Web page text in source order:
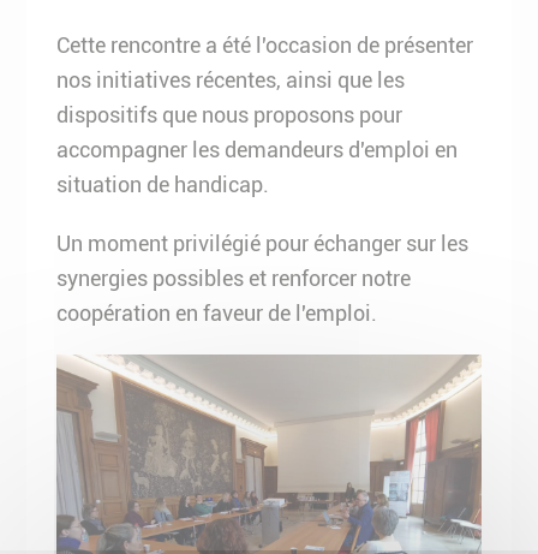
Cette rencontre a été l'occasion de présenter
nos initiatives récentes, ainsi que les
dispositifs que nous proposons pour
accompagner les demandeurs d'emploi en
situation de handicap.
Un moment privilégié pour échanger sur les
synergies possibles et renforcer notre
coopération en faveur de l'emploi.